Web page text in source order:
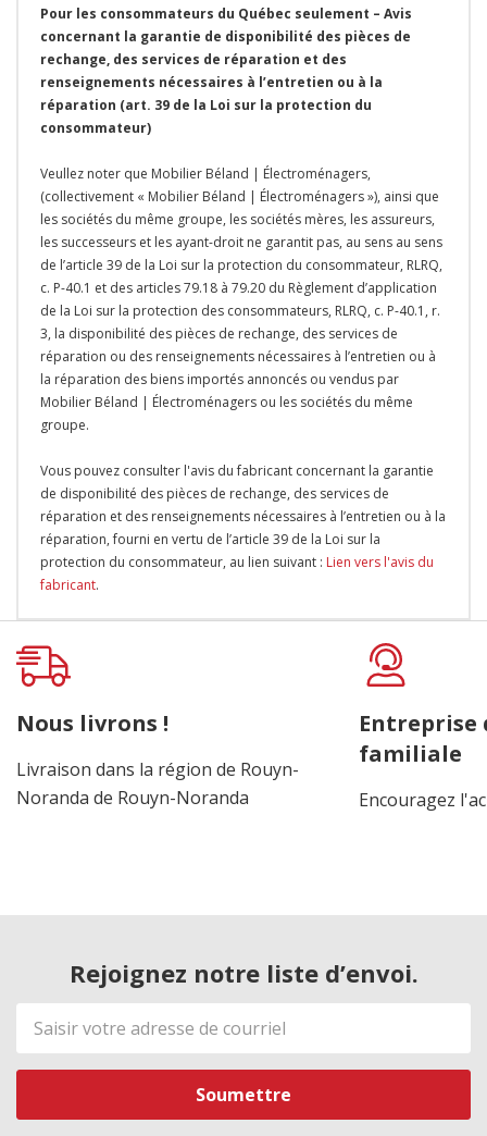
Pour les consommateurs du Québec seulement – Avis
concernant la garantie de disponibilité des pièces de
rechange, des services de réparation et des
renseignements nécessaires à l’entretien ou à la
réparation (art. 39 de la Loi sur la protection du
consommateur)
Veullez noter que Mobilier Béland | Électroménagers,
(collectivement « Mobilier Béland | Électroménagers »), ainsi que
les sociétés du même groupe, les sociétés mères, les assureurs,
les successeurs et les ayant-droit ne garantit pas, au sens au sens
de l’article 39 de la Loi sur la protection du consommateur, RLRQ,
c. P-40.1 et des articles 79.18 à 79.20 du Règlement d’application
de la Loi sur la protection des consommateurs, RLRQ, c. P-40.1, r.
3, la disponibilité des pièces de rechange, des services de
réparation ou des renseignements nécessaires à l’entretien ou à
la réparation des biens importés annoncés ou vendus par
Mobilier Béland | Électroménagers ou les sociétés du même
groupe.
Vous pouvez consulter l'avis du fabricant concernant la garantie
de disponibilité des pièces de rechange, des services de
réparation et des renseignements nécessaires à l’entretien ou à la
réparation, fourni en vertu de l’article 39 de la Loi sur la
protection du consommateur, au lien suivant : Lien vers l'avis du
fabricant.
Onglet
personnalisé
Nous livrons !
Livraison dans la région de Rouyn-
Noranda de Rouyn-Noranda
Entreprise
familiale
Encouragez
Rejoignez notre liste d’envoi.
Adresse
de
courriel